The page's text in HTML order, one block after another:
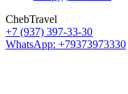
ChebTravel
+7 (937) 397-33-30
WhatsApp: +79373973330